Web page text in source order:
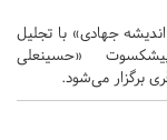
جهادی» با تجلیل
«حسینعلی
برگزار می‌شود.